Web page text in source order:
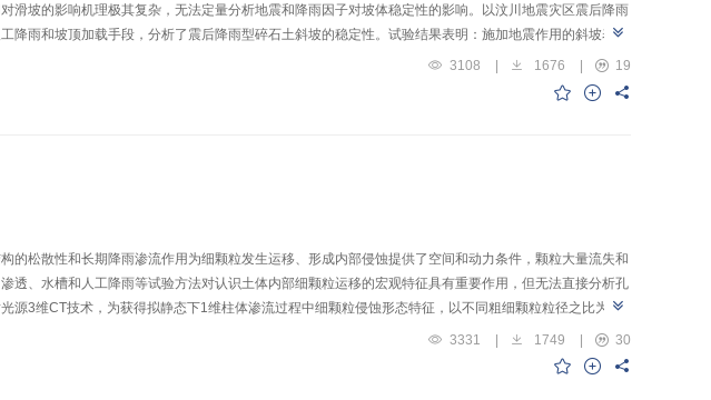
滑坡的影响机理极其复杂，无法定量分析地震和降雨因子对坡体稳定性的影响。以汶川地震灾区震后降雨
雨和坡顶加载手段，分析了震后降雨型碎石土斜坡的稳定性。试验结果表明：施加地震作用的斜坡表面
速度快，饱和区域扩大，岩土体强度下降，滑坡体增重，渗透力增大，坡体稳定性下降。地震与降雨共同
降雨强度的增大，碎石土斜坡的稳定性呈下降趋势。当地震强度为0或0.1g时，降雨强度为100 mm/h较无
地震强度较小时，降雨对震后碎石土斜坡稳定性的影响要大于地震强度较大时。研究基于物理模型试
3108 1676
19
的松散性和长期降雨渗流作用为细颗粒发生运移、形成内部侵蚀提供了空间和动力条件，颗粒大量流失和
透、水槽和人工降雨等试验方法对认识土体内部细颗粒运移的宏观特征具有重要作用，但无法直接分析孔
源3维CT技术，为获得拟静态下1维柱体渗流过程中细颗粒侵蚀形态特征，以不同粗细颗粒粒径之比为变
区域内细颗粒数量和平均动能的变化特征。结果表明：离散元与Darcy流耦合是计算土体内部细颗粒运
侵蚀现象。计算至2.5 s时，已分别有37.05% 和31.95% 细颗粒被侵蚀，其他位置侵蚀程度相对较低。在
均动能沿渗流方向总体呈逐渐增高的趋势。长期性堵塞形成过程中，细颗粒的平均动能呈现随时间逐渐
3331 1749
30